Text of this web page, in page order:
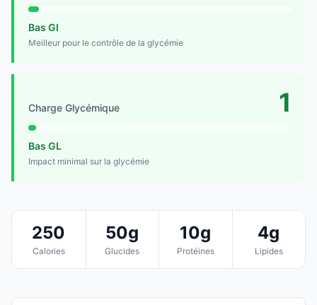
Bas GI
Meilleur pour le contrôle de la glycémie
Charge Glycémique 1
Bas GL
Impact minimal sur la glycémie
250
Calories
50g
Glucides
10g
Protéines
4g
Lipides